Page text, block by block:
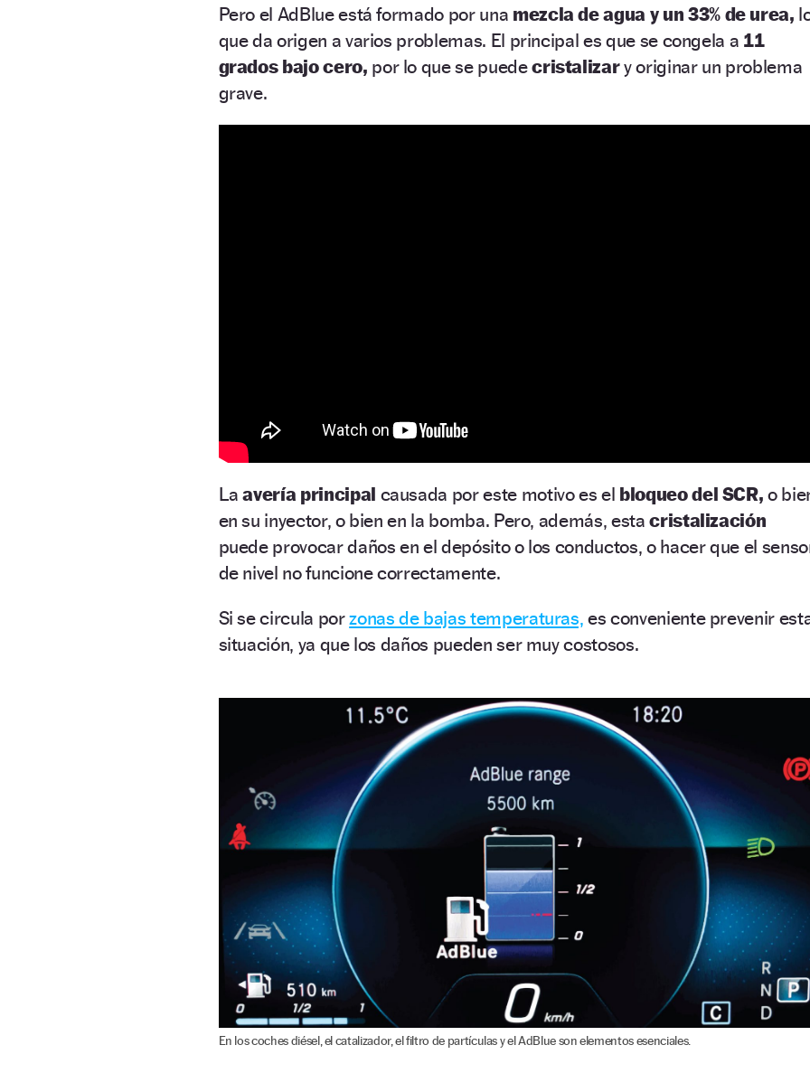
Pero el AdBlue está formado por una mezcla de agua y un 33% de urea,
que da origen a varios problemas. El principal es que se congela a 11
grados bajo cero, por lo que se puedecristalizary originar un problema
grave.
Laavería principal causada por este motivo es el bloqueo del SCR, o
en su inyector, o bien en la bomba. Pero, además, estacristalización
puede provocar daños en el depósito o los conductos, o hacer que el
de nivel no funcione correctamente.
Si se circula porzonas de bajas temperaturas, es conveniente prevenir
situación, ya que los daños pueden ser muy costosos.
En los coches diésel, el catalizador, el filtro de partículas y el AdBlue son elementos esenciales.